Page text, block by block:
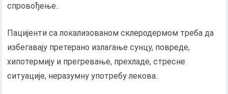
спровођење..
Пацијенти са локализованом склеродермом треба да
избегавају претерано излагање сунцу, повреде,
хипотермију и прегревање, прехладе, стресне
ситуације, неразумну употребу лекова..